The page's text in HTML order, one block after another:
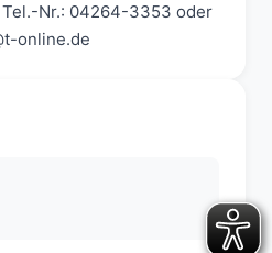
Tel.-Nr.: 04264-3353 oder
online.de